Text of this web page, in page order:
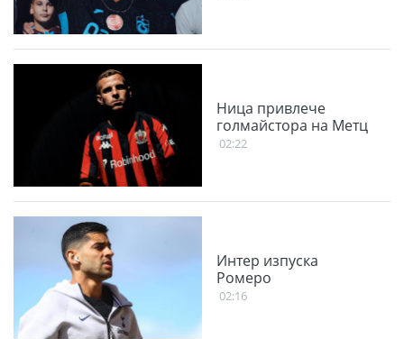
Ница привлече
голмайстора на Метц
02:22
Интер изпуска
Ромеро
02:16